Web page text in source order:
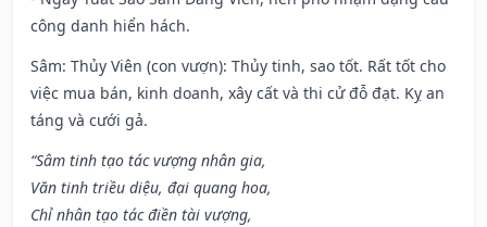
công danh hiển hách.
Sâm: Thủy Viên (con vượn): Thủy tinh, sao tốt. Rất tốt cho
việc mua bán, kinh doanh, xây cất và thi cử đỗ đạt. Kỵ an
táng và cưới gả.
“Sâm tinh tạo tác vượng nhân gia,
Văn tinh triều diệu, đại quang hoa,
Chỉ nhân tạo tác điền tài vượng,